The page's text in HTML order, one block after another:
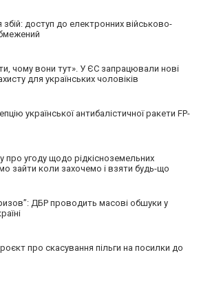
доступ до електронних військово-
чому вони тут». У ЄС запрацювали нові
для українських чоловіків
української антибалістичної ракети FP-
про угоду щодо рідкісноземельних
зайти коли захочемо і взяти будь-що
ДБР проводить масові обшуки у
про скасування пільги на посилки до